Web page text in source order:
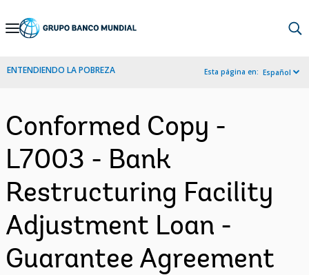
Skip
Navigation
ENTENDIENDO LA POBREZA Esta página en: Español
Conformed Copy -
L7003 - Bank
Restructuring Facility
Adjustment Loan -
Guarantee Agreement